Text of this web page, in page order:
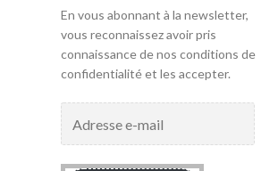
En vous abonnant à la newsletter,
vous reconnaissez avoir pris
connaissance de nos conditions de
confidentialité et les accepter.
mail